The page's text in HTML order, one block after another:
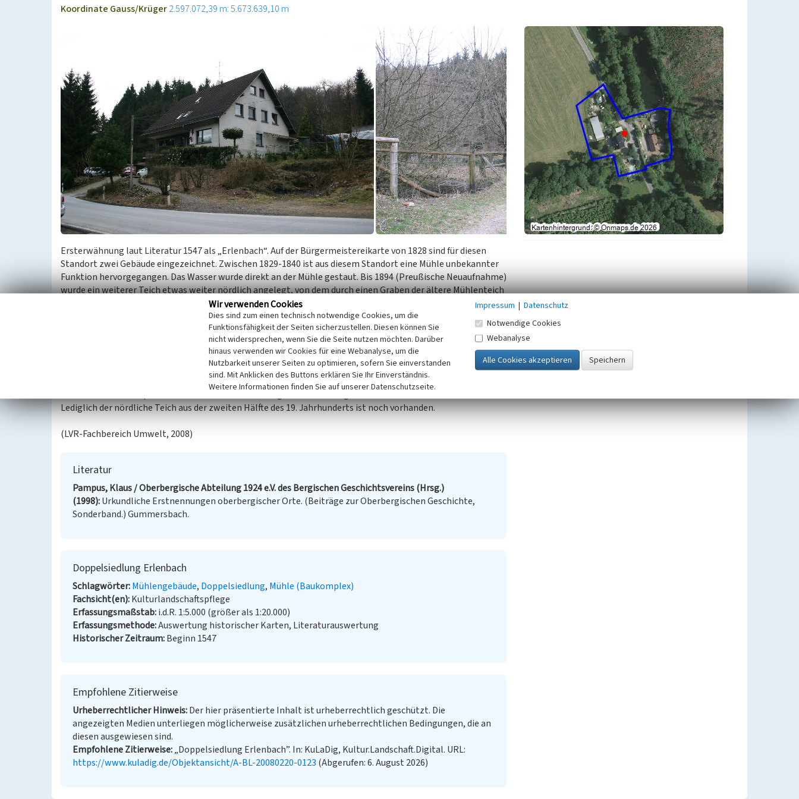
Koordinate Gauss/Krüger2.597.072,39 m: 5.673.639,10 m
Ersterwähnung laut Literatur 1547 als „Erlenbach“. Auf der Bürgermeistereikarte von 1828 sind für diesen
Standort zwei Gebäude eingezeichnet. Zwischen 1829-1840 ist aus diesem Standort eine Mühle unbekannter
Funktion hervorgegangen. Das Wasser wurde direkt an der Mühle gestaut. Bis 1894 (Preußische Neuaufnahme)
wurde ein weiterer Teich etwas weiter nördlich angelegt, von dem durch einen Graben der ältere Mühlenteich
gefüllt wurde. Östlich und westlich des nördlichen Teiches befanden sich Steinbrüche.
Die zum Mühlenstandort gehörenden Gebäude lagen beidseits der Straße, ähnlich den heutigen
Gebäudestandorten. Es ist nicht bekannt, ob sich ursprüngliche Gebäudeteile erhalten haben. Die sichtbare
Bebauung stammt aus der zweiten Hälfte des 20. Jahrhunderts. Analog zu anderen Mühlen der Region wird
vermutet, dass auch die Mühle Erlenbach bis zum Zweiten Weltkrieg betrieben wurde.
Lediglich der nördliche Teich aus der zweiten Hälfte des 19. Jahrhunderts ist noch vorhanden.
(LVR-Fachbereich Umwelt, 2008)
Literatur
Pampus, Klaus / Oberbergische Abteilung 1924 e.V. des Bergischen Geschichtsvereins (Hrsg.)
(1998) Urkundliche Erstnennungen oberbergischer Orte. (Beiträge zur Oberbergischen Geschichte,
Sonderband.) Gummersbach.
Doppelsiedlung Erlenbach
Schlagwörter Mühlengebäude Doppelsiedlung Mühle (Baukomplex)
Fachsicht(en) Kulturlandschaftspflege
Erfassungsmaßstab i.d.R. 1:5.000 (größer als 1:20.000)
Erfassungsmethode Auswertung historischer Karten, Literaturauswertung
Historischer Zeitraum Beginn 1547
Empfohlene Zitierweise
Urheberrechtlicher Hinweis Der hier präsentierte Inhalt ist urheberrechtlich geschützt. Die
angezeigten Medien unterliegen möglicherweise zusätzlichen urheberrechtlichen Bedingungen, die an
diesen ausgewiesen sind.
Empfohlene Zitierweise „Doppelsiedlung Erlenbach”. In: KuLaDig, Kultur.Landschaft.Digital. URL:
https://www.kuladig.de/Objektansicht/A-BL-20080220-0123 (Abgerufen: 6. August 2026)
Wir verwenden Cookies
Dies sind zum einen technisch notwendige Cookies, um die
Funktionsfähigkeit der Seiten sicherzustellen. Diesen können Sie
nicht widersprechen, wenn Sie die Seite nutzen möchten. Darüber
hinaus verwenden wir Cookies für eine Webanalyse, um die
Nutzbarkeit unserer Seiten zu optimieren, sofern Sie einverstanden
sind. Mit Anklicken des Buttons erklären Sie Ihr Einverständnis.
Weitere Informationen finden Sie auf unserer Datenschutzseite.
Impressum | Datenschutz
Notwendige Cookies
Webanalyse